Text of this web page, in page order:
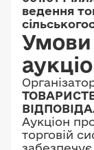
ведення
Умови
Аукціон
торговій